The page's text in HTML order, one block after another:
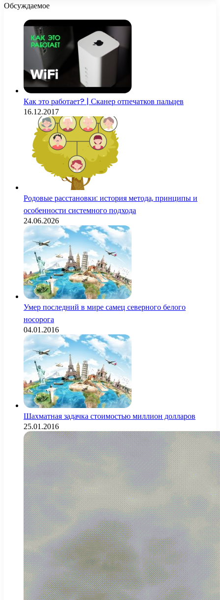
Обсуждаемое
Как это работает? | Сканер отпечатков пальцев
16.12.2017
Родовые расстановки: история метода, принципы и
особенности системного подхода
24.06.2026
Умер последний в мире самец северного белого
носорога
04.01.2016
Шахматная задачка стоимостью миллион долларов
25.01.2016